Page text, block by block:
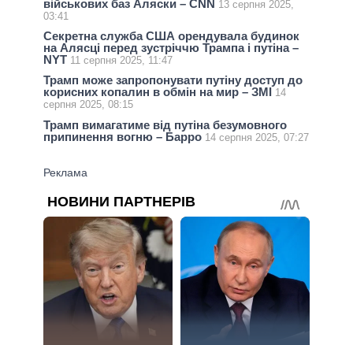
військових баз Аляски – CNN 13 серпня 2025,
03:41
Секретна служба США орендувала будинок
на Алясці перед зустріччю Трампа і путіна –
NYT 11 серпня 2025, 11:47
Трамп може запропонувати путіну доступ до
корисних копалин в обмін на мир – ЗМI 14
серпня 2025, 08:15
Трамп вимагатиме від путіна безумовного
припинення вогню – Барро 14 серпня 2025, 07:27